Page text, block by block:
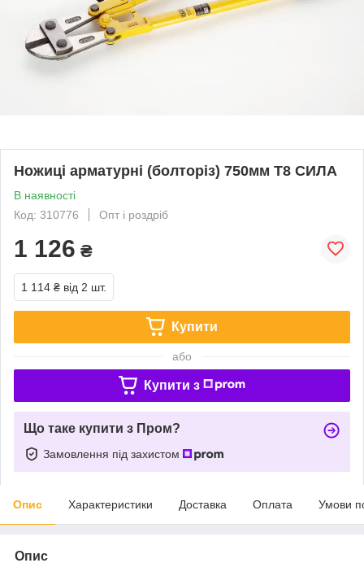
Ножиці арматурні (болторіз) 750мм Т8 СИЛА
В наявності
Код: 310776
Опт і роздріб
1 126 ₴
1 114 ₴ від 2 шт.
Купити
або
Купити з
Що таке купити з Пром?
Замовлення під захистом
Опис Характеристики Доставка Оплата Умови
Опис